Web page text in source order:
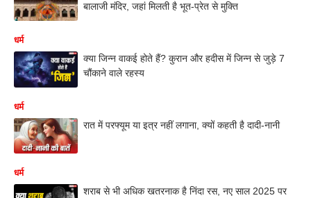
बालाजी मंदिर, जहां मिलती है भूत-प्रेत से मुक्ति
धर्म
क्या जिन्न वाकई होते हैं? कुरान और हदीस में जिन्न से जुड़े 7
चौंकाने वाले रहस्य
धर्म
रात में परफ्यूम या इत्र नहीं लगाना, क्यों कहती है दादी-नानी
धर्म
शराब से भी अधिक खतरनाक है निंदा रस, नए साल 2025 पर